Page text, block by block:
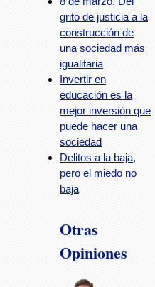
grito de justicia a la
construcción de
una sociedad más
igualitaria
Invertir en
educación es la
mejor inversión que
puede hacer una
sociedad
Delitos a la baja,
pero el miedo no
baja
Otras
Opiniones